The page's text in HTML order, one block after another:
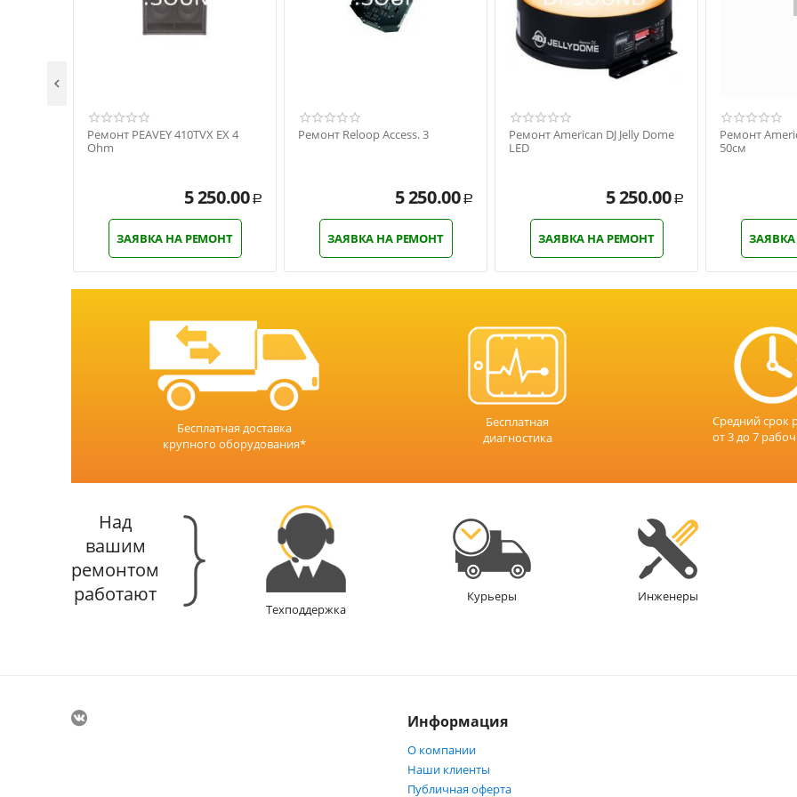
Ремонт PEAVEY 410TVX EX 4
Ohm
5 250.00 Р
ЗАЯВКА НА РЕМОНТ
Ремонт Reloop Access. 3
5 250.00 Р
ЗАЯВКА НА РЕМОНТ
Ремонт American DJ Jelly Dome
LED
5 250.00 Р
ЗАЯВКА НА РЕМОНТ
Ремонт
50см

Бесплатная доставка
крупного оборудования*
Бесплатная
диагностика
Средний срок
от 3 до 7
Над
вашим
ремонтом
работают
Техподдержка
Курьеры Инженеры
Информация
О компании
Наши клиенты
Публичная оферта